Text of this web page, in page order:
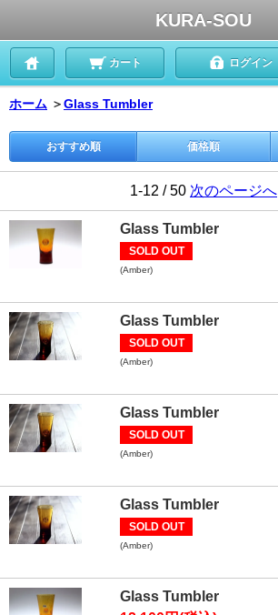
KURA-SOU
カート ログイン
ホーム ＞Glass Tumbler
おすすめ順 価格順
1-12 / 50 次のページへ
Glass Tumbler
SOLD OUT
(Amber)
Glass Tumbler
SOLD OUT
(Amber)
Glass Tumbler
SOLD OUT
(Amber)
Glass Tumbler
SOLD OUT
(Amber)
Glass Tumbler